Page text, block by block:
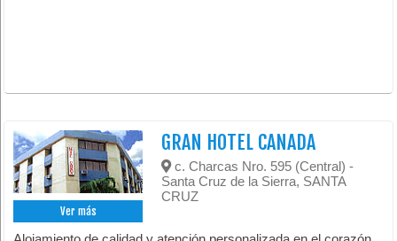
Ver más
GRAN HOTEL CANADA
c. Charcas Nro. 595 (Central) -
Santa Cruz de la Sierra, SANTA
CRUZ